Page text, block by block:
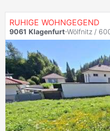
RUHIGE WOHNGEGEND
9061 Klagenfurt-Wölfnitz /